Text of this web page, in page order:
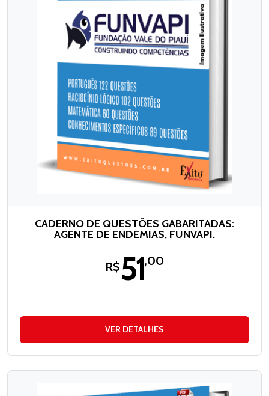
CADERNO DE QUESTÕES GABARITADAS:
AGENTE DE ENDEMIAS, FUNVAPI.
R$51,00
VER DETALHES